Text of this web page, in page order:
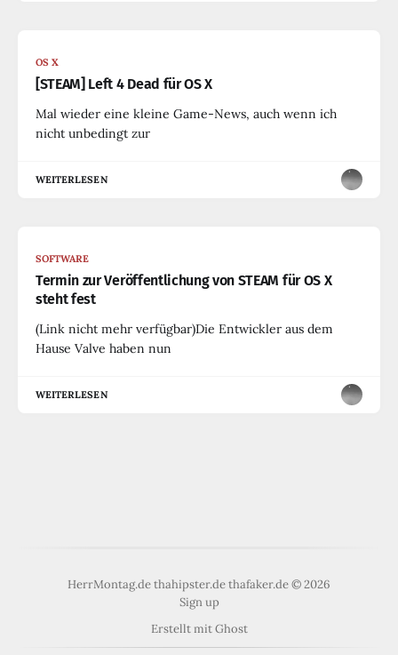
OS X
[STEAM] Left 4 Dead für OS X
Mal wieder eine kleine Game-News, auch wenn ich
nicht unbedingt zur
WEITERLESEN
SOFTWARE
Termin zur Veröffentlichung von STEAM für OS X
steht fest
(Link nicht mehr verfügbar)Die Entwickler aus dem
Hause Valve haben nun
WEITERLESEN
HerrMontag.de thahipster.de thafaker.de © 2026
Sign up
Erstellt mitGhost